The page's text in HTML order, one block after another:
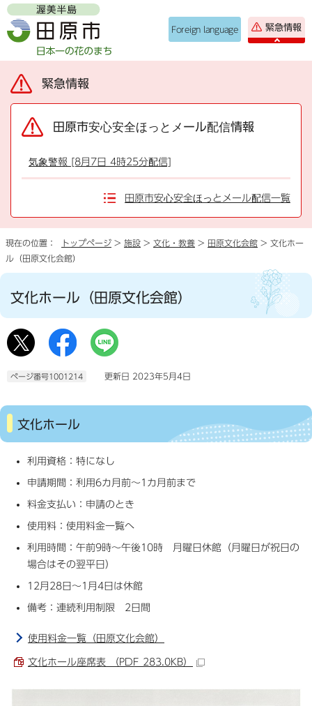
Foreign language 緊急情報
緊急情報
田原市安心安全ほっとメール配信情報
気象警報 [8月7日 4時25分配信]
田原市安心安全ほっとメール配信一覧
現在の位置： トップページ > 施設 > 文化・教養 > 田原文化会館 > 文化ホー
ル（田原文化会館）
文化ホール（田原文化会館）
ページ番号1001214 更新日 2023年5月4日
文化ホール
利用資格：特になし
申請期間：利用6カ月前～1カ月前まで
料金支払い：申請のとき
使用料：使用料金一覧へ
利用時間：午前9時～午後10時 月曜日休館（月曜日が祝日の
場合はその翌平日）
12月28日～1月4日は休館
備考：連続利用制限 2日間
使用料金一覧（田原文化会館）
文化ホール座席表 （PDF 283.0KB）